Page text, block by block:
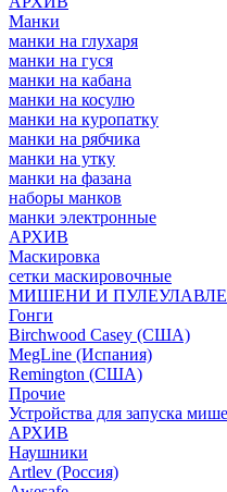
Манки
манки на глухаря
манки на гуся
манки на кабана
манки на косулю
манки на куропатку
манки на рябчика
манки на утку
манки на фазана
наборы манков
манки электронные
АРХИВ
Маскировка
сетки маскировочные
МИШЕНИ И
Гонги
Birchwood Casey (США)
MegLine (Испания)
Remington (США)
Прочие
Устройства для запуска
АРХИВ
Наушники
Artlev (Россия)